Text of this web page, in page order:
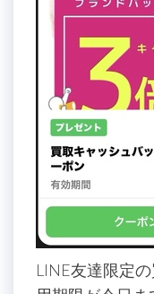
LINE友達限定